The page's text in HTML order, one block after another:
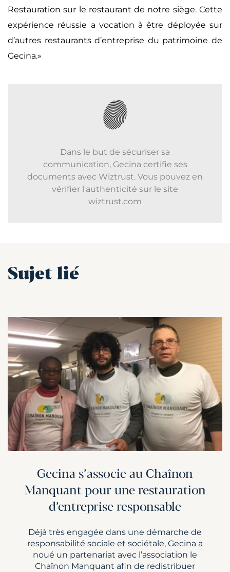
Restauration sur le restaurant de notre siège. Cette
expérience réussie a vocation à être déployée sur
d’autres restaurants d’entreprise du patrimoine de
Gecina.»
Dans le but de sécuriser sa
communication, Gecina certifie ses
documents avec Wiztrust. Vous pouvez en
vérifier l'authenticité sur le site
wiztrust.com
Sujet lié
Gecina s’associe au Chaînon
Manquant pour une restauration
d’entreprise responsable
Déjà très engagée dans une démarche de
responsabilité sociale et sociétale, Gecina a
noué un partenariat avec l’association le
Chaînon Manquant afin de redistribuer